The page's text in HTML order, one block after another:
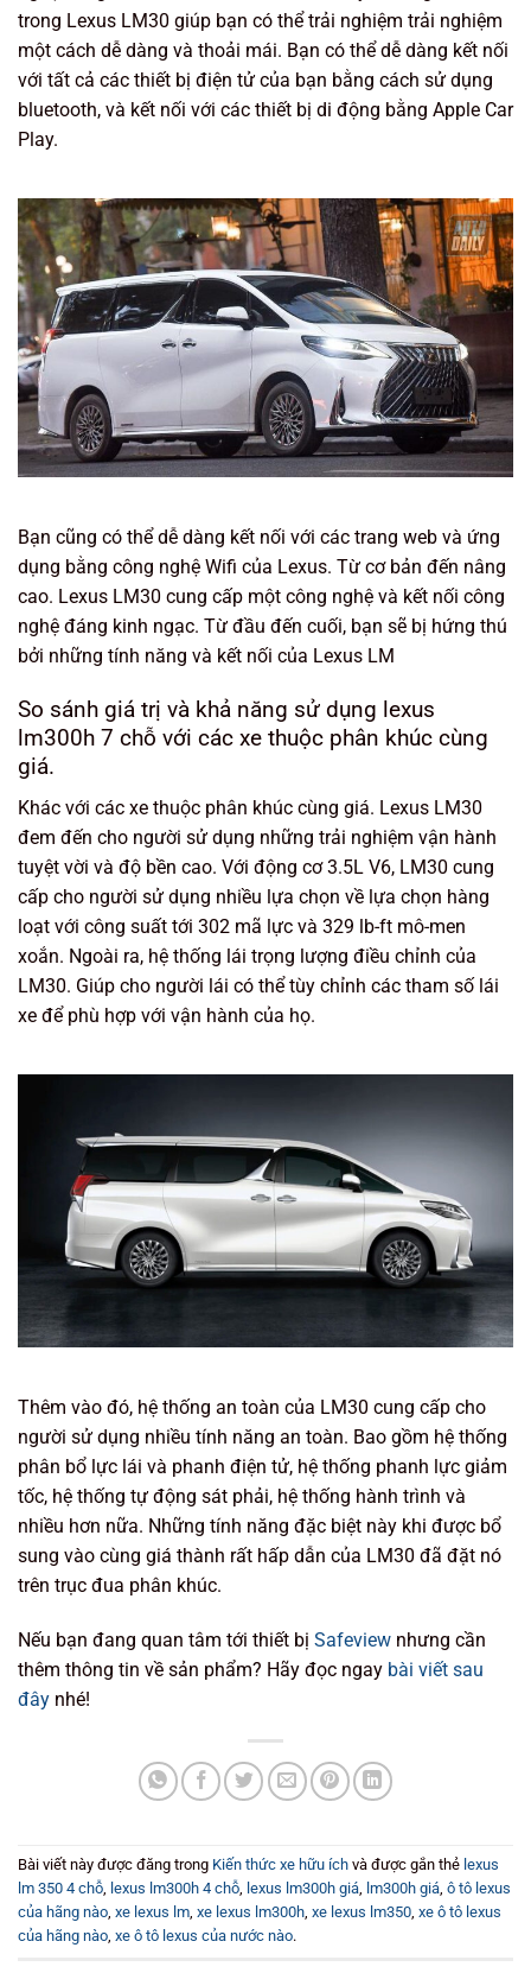
trong Lexus LM30 giúp bạn có thể trải nghiệm trải nghiệm
một cách dễ dàng và thoải mái. Bạn có thể dễ dàng kết nối
với tất cả các thiết bị điện tử của bạn bằng cách sử dụng
bluetooth, và kết nối với các thiết bị di động bằng Apple Car
Play.
Bạn cũng có thể dễ dàng kết nối với các trang web và ứng
dụng bằng công nghệ Wifi của Lexus. Từ cơ bản đến nâng
cao. Lexus LM30 cung cấp một công nghệ và kết nối công
nghệ đáng kinh ngạc. Từ đầu đến cuối, bạn sẽ bị hứng thú
bởi những tính năng và kết nối của Lexus LM
So sánh giá trị và khả năng sử dụng lexus
lm300h 7 chỗ với các xe thuộc phân khúc cùng
giá.
Khác với các xe thuộc phân khúc cùng giá. Lexus LM30
đem đến cho người sử dụng những trải nghiệm vận hành
tuyệt vời và độ bền cao. Với động cơ 3.5L V6, LM30 cung
cấp cho người sử dụng nhiều lựa chọn về lựa chọn hàng
loạt với công suất tới 302 mã lực và 329 lb-ft mô-men
xoắn. Ngoài ra, hệ thống lái trọng lượng điều chỉnh của
LM30. Giúp cho người lái có thể tùy chỉnh các tham số lái
xe để phù hợp với vận hành của họ.
Thêm vào đó, hệ thống an toàn của LM30 cung cấp cho
người sử dụng nhiều tính năng an toàn. Bao gồm hệ thống
phân bổ lực lái và phanh điện tử, hệ thống phanh lực giảm
tốc, hệ thống tự động sát phải, hệ thống hành trình và
nhiều hơn nữa. Những tính năng đặc biệt này khi được bổ
sung vào cùng giá thành rất hấp dẫn của LM30 đã đặt nó
trên trục đua phân khúc.
Nếu bạn đang quan tâm tới thiết bị Safeview nhưng cần
thêm thông tin về sản phẩm? Hãy đọc ngay bài viết sau
đây nhé!
Bài viết này được đăng trong Kiến thức xe hữu ích và được gắn thẻ lexus
lm 350 4 chỗ, lexus lm300h 4 chỗ, lexus lm300h giá, lm300h giá, ô tô lexus
của hãng nào, xe lexus lm, xe lexus lm300h, xe lexus lm350, xe ô tô lexus
của hãng nào, xe ô tô lexus của nước nào.